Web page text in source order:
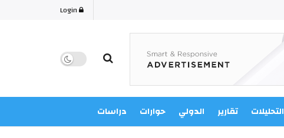
التحليلات تقارير الدولي حوارات دراسات